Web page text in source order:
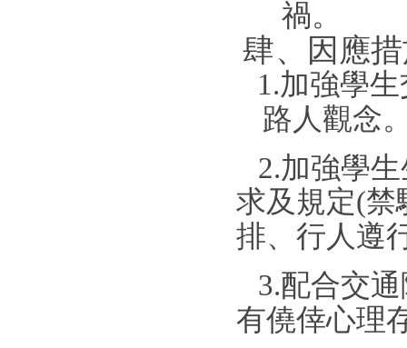
禍。
肆、因 應
1.加強學生
路人觀念
2.加強學
求及 規定(禁
排、行人遵
3.配合交
有僥倖心理